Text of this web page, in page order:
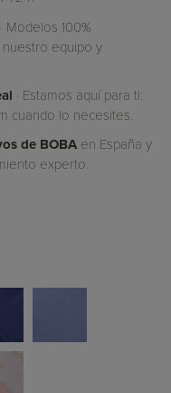
· Modelos 100%
equipo y
· Estamos aquí para ti:
cuando lo necesites.
de BOBA en España y
experto.